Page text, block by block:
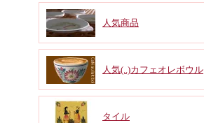
人気商品
人気(..)カフェオレボウル
タイル